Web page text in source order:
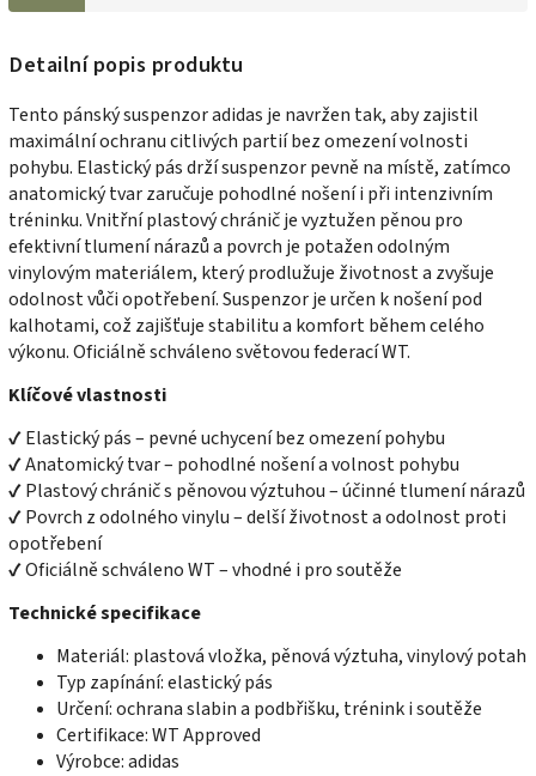
Detailní popis produktu
Tento pánský suspenzor adidas je navržen tak, aby zajistil
maximální ochranu citlivých partií bez omezení volnosti
pohybu. Elastický pás drží suspenzor pevně na místě, zatímco
anatomický tvar zaručuje pohodlné nošení i při intenzivním
tréninku. Vnitřní plastový chránič je vyztužen pěnou pro
efektivní tlumení nárazů a povrch je potažen odolným
vinylovým materiálem, který prodlužuje životnost a zvyšuje
odolnost vůči opotřebení. Suspenzor je určen k nošení pod
kalhotami, což zajišťuje stabilitu a komfort během celého
výkonu. Oficiálně schváleno světovou federací WT.
Klíčové vlastnosti
✔ Elastický pás – pevné uchycení bez omezení pohybu
✔ Anatomický tvar – pohodlné nošení a volnost pohybu
✔ Plastový chránič s pěnovou výztuhou – účinné tlumení nárazů
✔ Povrch z odolného vinylu – delší životnost a odolnost proti
opotřebení
✔ Oficiálně schváleno WT – vhodné i pro soutěže
Technické specifikace
Materiál: plastová vložka, pěnová výztuha, vinylový potah
Typ zapínání: elastický pás
Určení: ochrana slabin a podbřišku, trénink i soutěže
Certifikace: WT Approved
Výrobce: adidas